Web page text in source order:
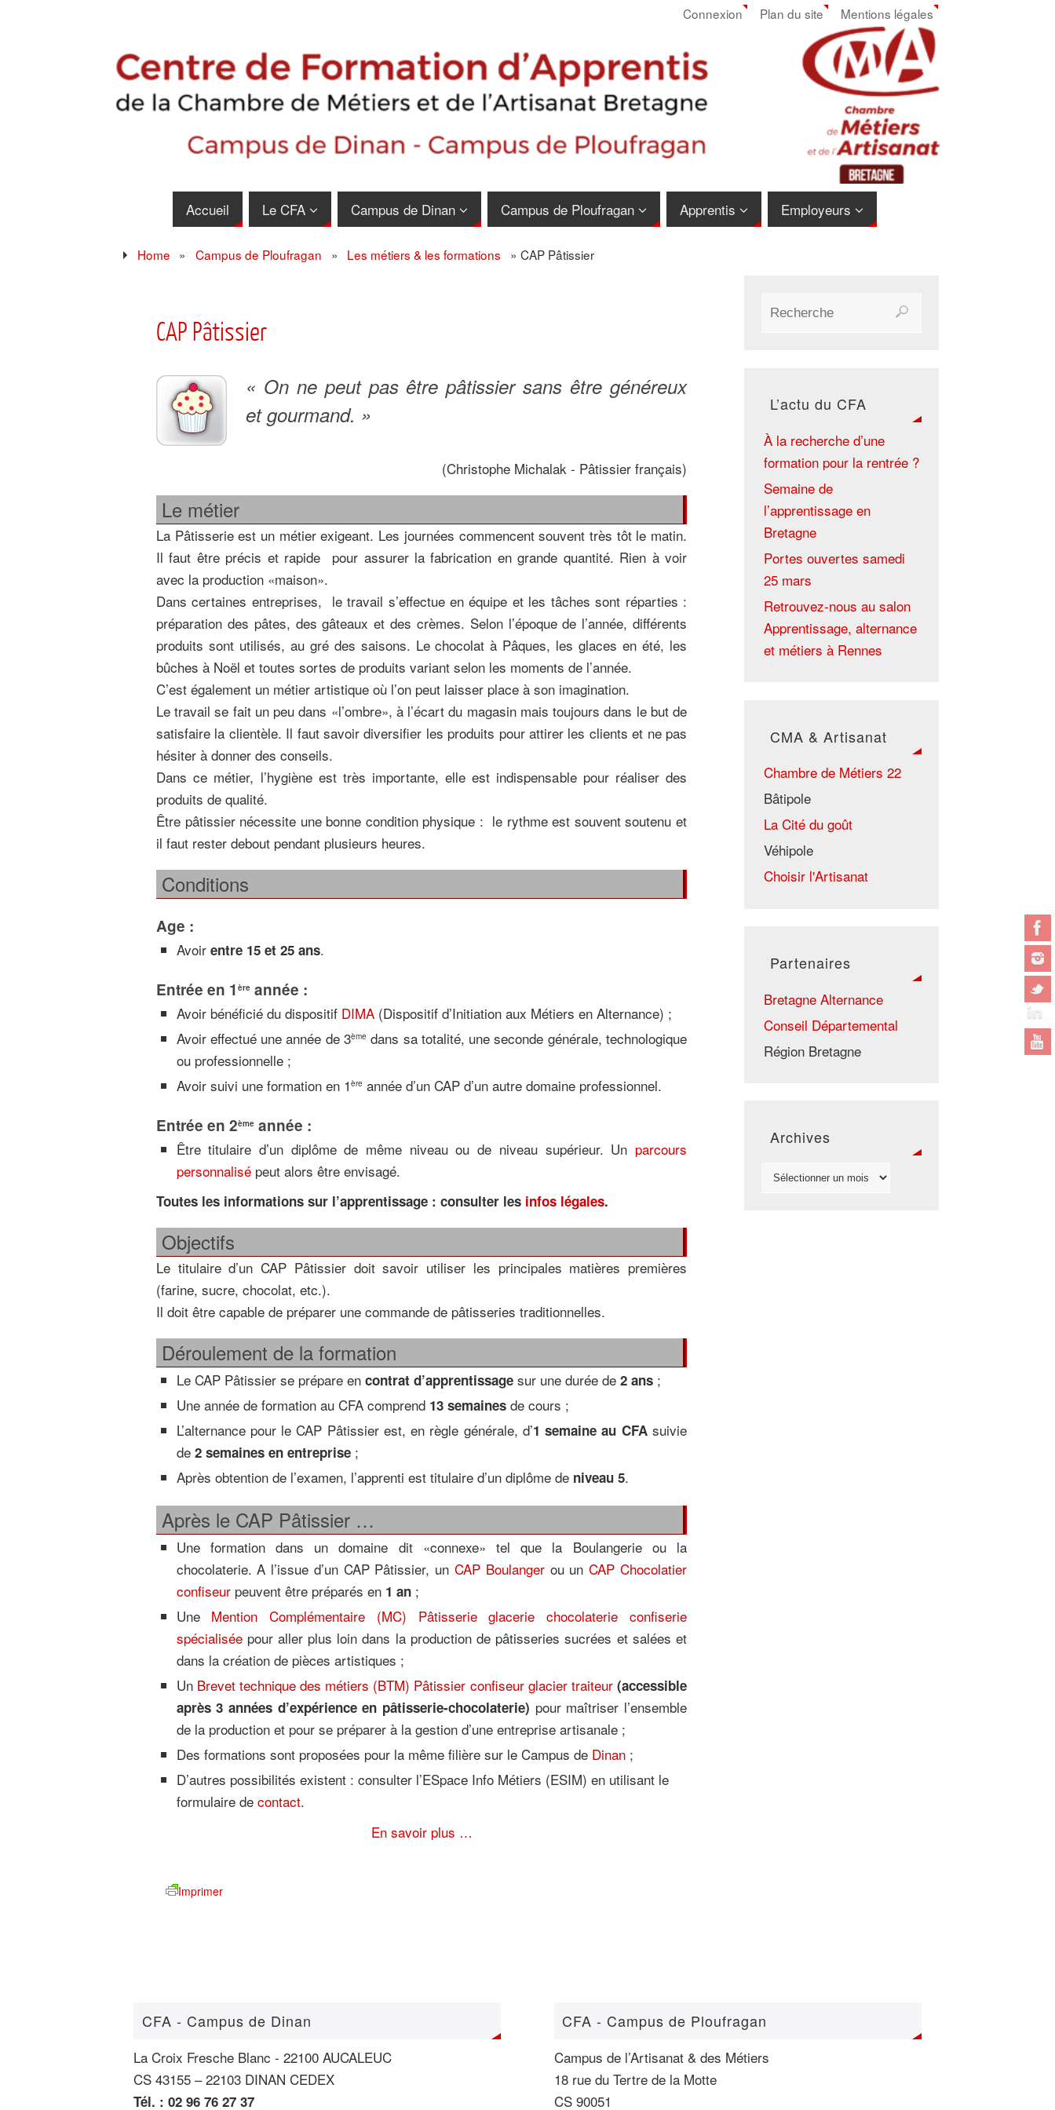
Connexion Plan du site Mentions légales
Accueil Le CFA Campus de Dinan Campus de Ploufragan Apprentis Employeurs
Home » Campus de Ploufragan » Les métiers & les formations » CAP Pâtissier
CAP Pâtissier
« On ne peut pas être pâtissier sans être généreux
et gourmand. »
(Christophe Michalak - Pâtissier français)
Le métier
La Pâtisserie est un métier exigeant. Les journées commencent souvent très tôt le matin.
Il faut être précis et rapide pour assurer la fabrication en grande quantité. Rien à voir
avec la production «maison».
Dans certaines entreprises, le travail s’effectue en équipe et les tâches sont réparties :
préparation des pâtes, des gâteaux et des crèmes. Selon l’époque de l’année, différents
produits sont utilisés, au gré des saisons. Le chocolat à Pâques, les glaces en été, les
bûches à Noël et toutes sortes de produits variant selon les moments de l’année.
C’est également un métier artistique où l’on peut laisser place à son imagination.
Le travail se fait un peu dans «l’ombre», à l’écart du magasin mais toujours dans le but de
satisfaire la clientèle. Il faut savoir diversifier les produits pour attirer les clients et ne pas
hésiter à donner des conseils.
Dans ce métier, l’hygiène est très importante, elle est indispensable pour réaliser des
produits de qualité.
Être pâtissier nécessite une bonne condition physique : le rythme est souvent soutenu et
il faut rester debout pendant plusieurs heures.
Conditions
Age :
Avoir entre 15 et 25 ans.
Entrée en 1 ère année :
Avoir bénéficié du dispositif DIMA(Dispositif d’Initiation aux Métiers en Alternance) ;
Avoir effectué une année de 3ème dans sa totalité, une seconde générale, technologique
ou professionnelle ;
Avoir suivi une formation en 1 ère année d’un CAP d’un autre domaine professionnel.
Entrée en 2ème année :
Être titulaire d’un diplôme de même niveau ou de niveau supérieur. Un parcours
personnalisépeut alors être envisagé.
Toutes les informations sur l’apprentissage : consulter les infos légales.
Objectifs
Le titulaire d’un CAP Pâtissier doit savoir utiliser les principales matières premières
(farine, sucre, chocolat, etc.).
Il doit être capable de préparer une commande de pâtisseries traditionnelles.
Déroulement de la formation
Le CAP Pâtissier se prépare en contrat d’apprentissagesur une durée de 2 ans;
Une année de formation au CFA comprend 13 semainesde cours ;
L’alternance pour le CAP Pâtissier est, en règle générale, d’1 semaine au CFAsuivie
de 2 semaines en entreprise;
Après obtention de l’examen, l’apprenti est titulaire d’un diplôme de niveau 5.
Après le CAP Pâtissier …
Une formation dans un domaine dit «connexe» tel que la Boulangerie ou la
chocolaterie. A l’issue d’un CAP Pâtissier, unCAP Boulangerou unCAP Chocolatier
confiseurpeuvent être préparés en 1 an;
Une Mention Complémentaire (MC) Pâtisserie glacerie chocolaterie confiserie
spécialiséepour aller plus loin dans la production de pâtisseries sucrées et salées et
dans la création de pièces artistiques ;
Un Brevet technique des métiers (BTM) Pâtissier confiseur glacier traiteur (accessible
après 3 années d’expérience en pâtisserie-chocolaterie) pour maîtriser l’ensemble
de la production et pour se préparer à la gestion d’une entreprise artisanale ;
Des formations sont proposées pour la même filière sur le Campus de Dinan;
D’autres possibilités existent : consulter l’ESpace Info Métiers (ESIM) en utilisant le
formulaire de contact.
En savoir plus …
Imprimer
L’actu du CFA
À la recherche d’une
formation pour la rentrée ?
Semaine de
l’apprentissage en
Bretagne
Portes ouvertes samedi
25 mars
Retrouvez-nous au salon
Apprentissage, alternance
et métiers à Rennes
CMA & Artisanat
Chambre de Métiers 22
Bâtipole
La Cité du goût
Véhipole
Choisir l'Artisanat
Partenaires
Bretagne Alternance
Conseil Départemental
Région Bretagne
Archives
CFA - Campus de Dinan
La Croix Fresche Blanc - 22100 AUCALEUC
CS 43155 – 22103 DINAN CEDEX
Tél. : 02 96 76 27 37
CFA - Campus de Ploufragan
Campus de l’Artisanat & des Métiers
18 rue du Tertre de la Motte
CS 90051